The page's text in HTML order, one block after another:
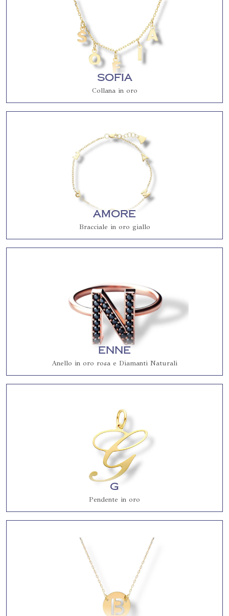
Sofia
Collana in oro
Amore
Bracciale in oro giallo
Enne
Anello in oro rosa e Diamanti Naturali
G
Pendente in oro